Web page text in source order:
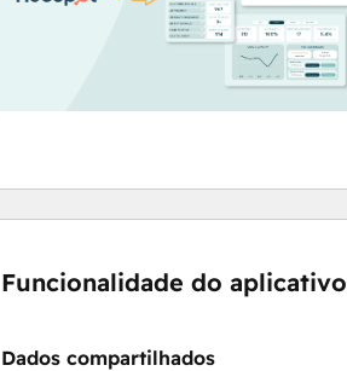
Funcionalidade do aplicativo
Dados compartilhados